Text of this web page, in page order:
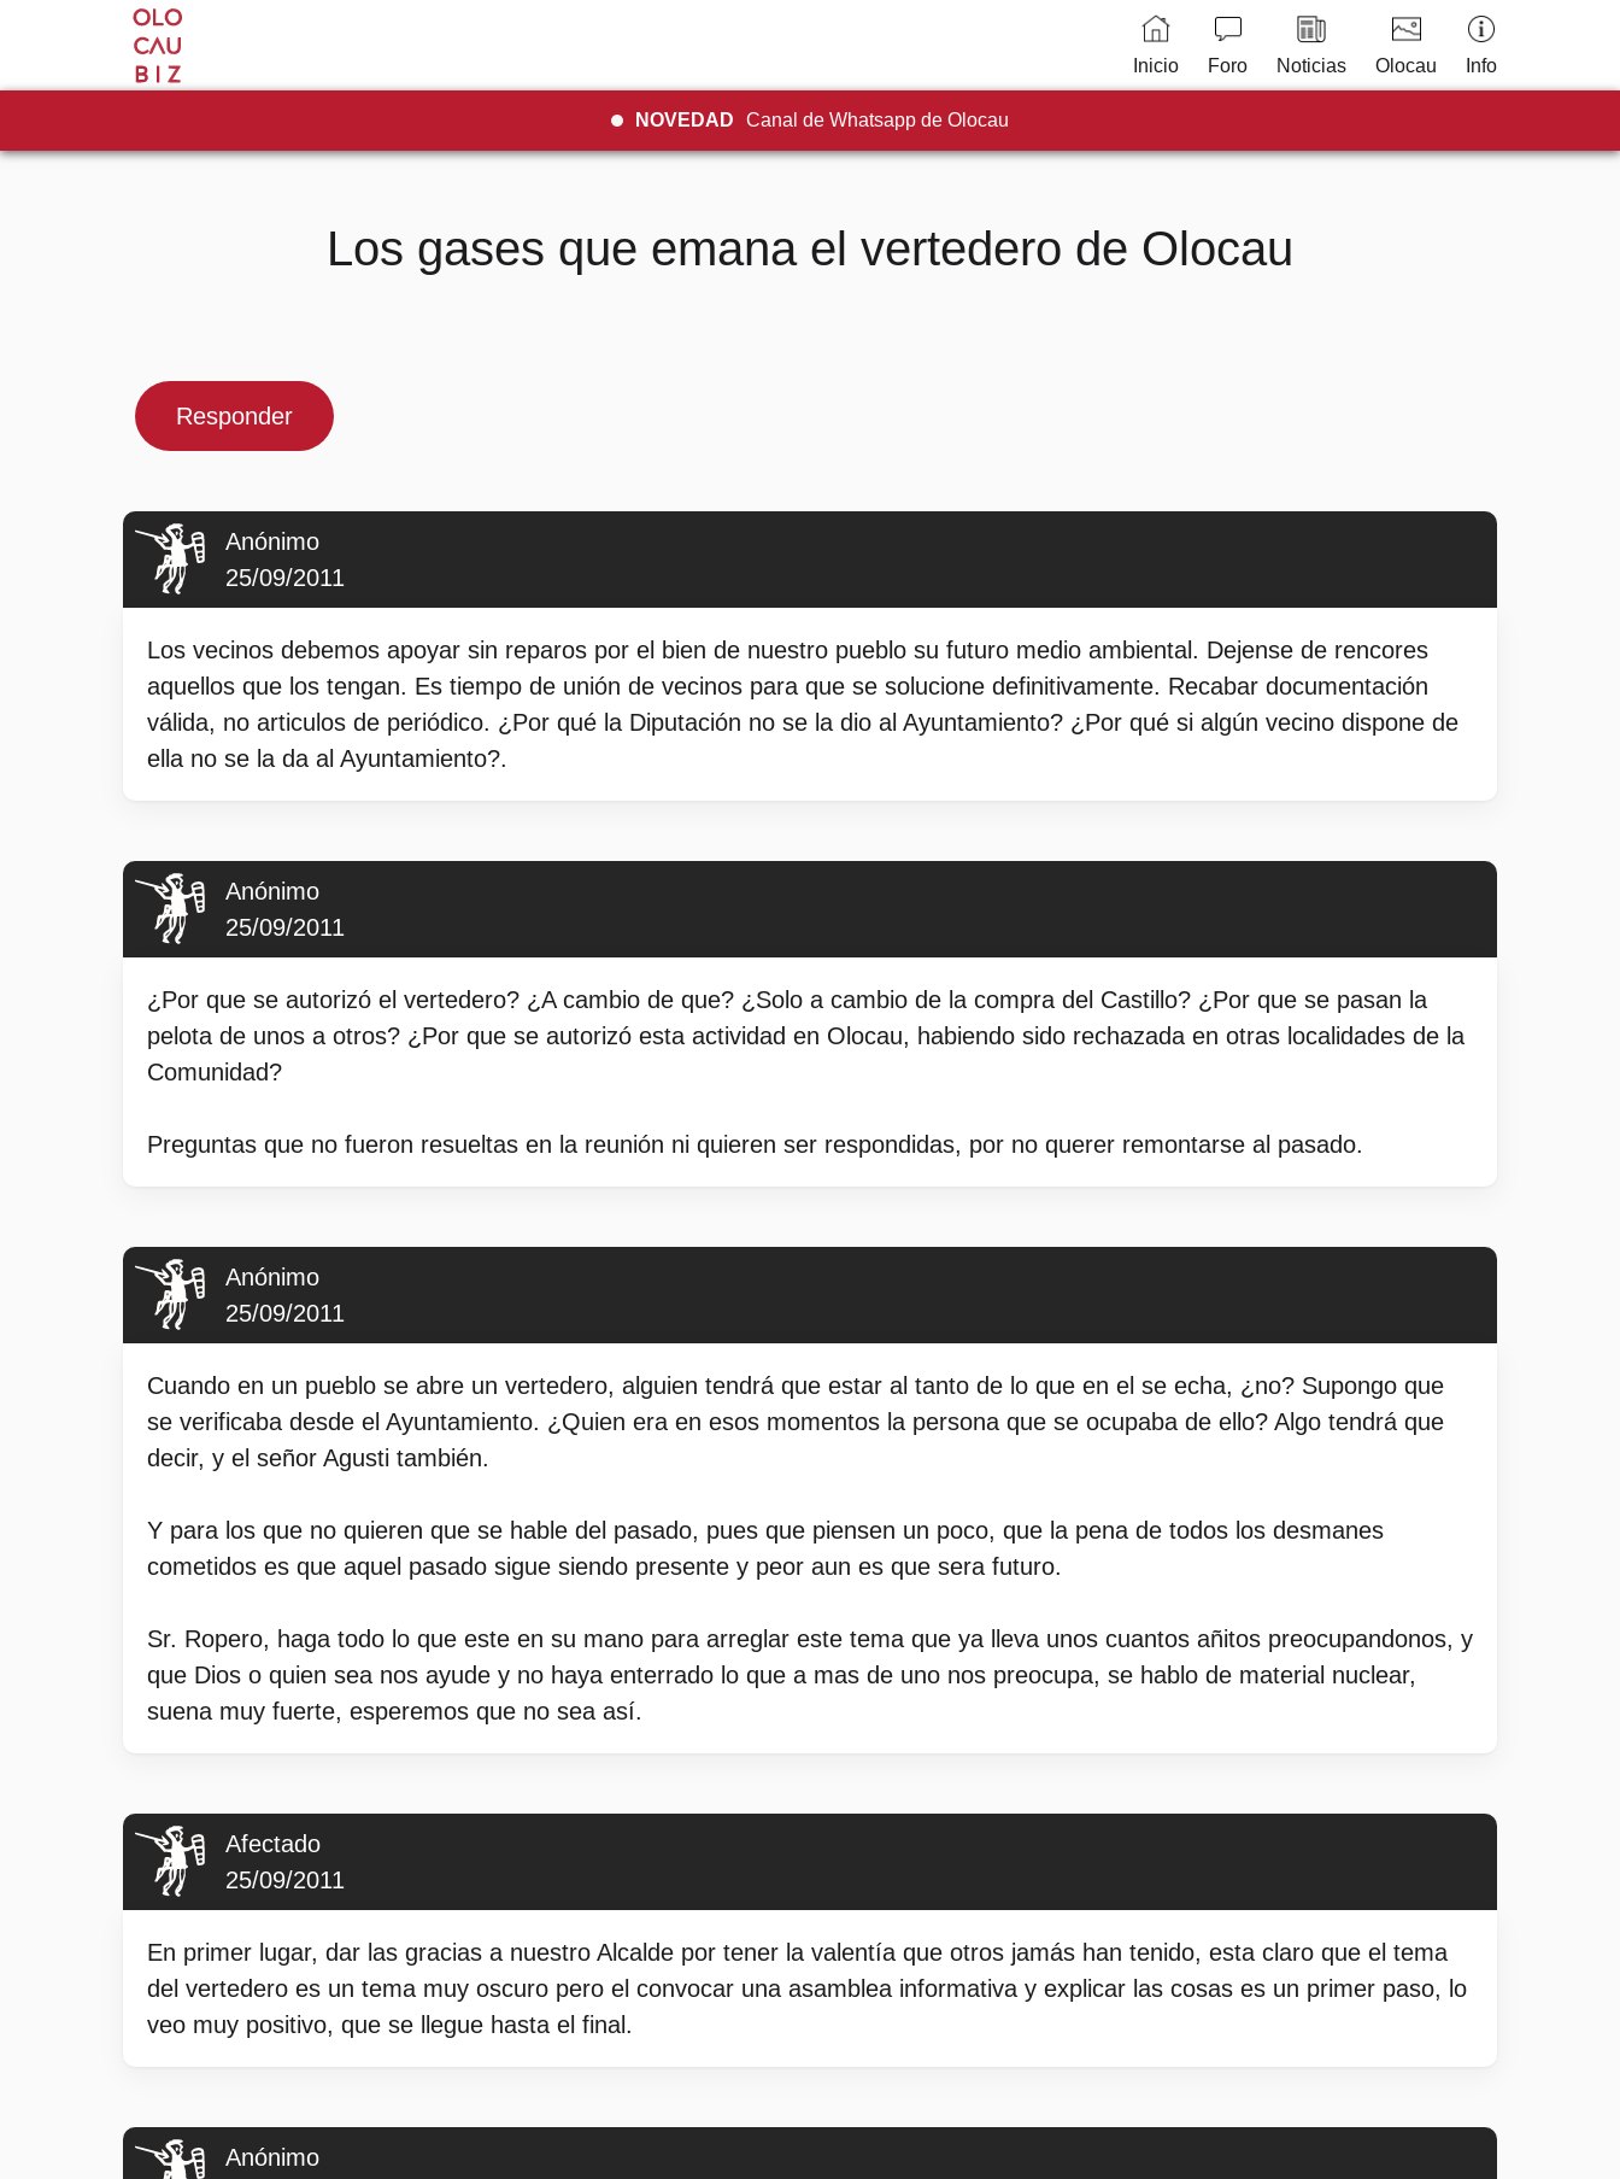
Inicio Foro Noticias Olocau Info
NOVEDAD Canal de Whatsapp de Olocau
Los gases que emana el vertedero de Olocau
Responder
Anónimo
25/09/2011
Los vecinos debemos apoyar sin reparos por el bien de nuestro pueblo su futuro medio ambiental. Dejense de rencores
aquellos que los tengan. Es tiempo de unión de vecinos para que se solucione definitivamente. Recabar documentación
válida, no articulos de periódico. ¿Por qué la Diputación no se la dio al Ayuntamiento? ¿Por qué si algún vecino dispone de
ella no se la da al Ayuntamiento?.
Anónimo
25/09/2011
¿Por que se autorizó el vertedero? ¿A cambio de que? ¿Solo a cambio de la compra del Castillo? ¿Por que se pasan la
pelota de unos a otros? ¿Por que se autorizó esta actividad en Olocau, habiendo sido rechazada en otras localidades de la
Comunidad?
Preguntas que no fueron resueltas en la reunión ni quieren ser respondidas, por no querer remontarse al pasado.
Anónimo
25/09/2011
Cuando en un pueblo se abre un vertedero, alguien tendrá que estar al tanto de lo que en el se echa, ¿no? Supongo que
se verificaba desde el Ayuntamiento. ¿Quien era en esos momentos la persona que se ocupaba de ello? Algo tendrá que
decir, y el señor Agusti también.
Y para los que no quieren que se hable del pasado, pues que piensen un poco, que la pena de todos los desmanes
cometidos es que aquel pasado sigue siendo presente y peor aun es que sera futuro.
Sr. Ropero, haga todo lo que este en su mano para arreglar este tema que ya lleva unos cuantos añitos preocupandonos, y
que Dios o quien sea nos ayude y no haya enterrado lo que a mas de uno nos preocupa, se hablo de material nuclear,
suena muy fuerte, esperemos que no sea así.
Afectado
25/09/2011
En primer lugar, dar las gracias a nuestro Alcalde por tener la valentía que otros jamás han tenido, esta claro que el tema
del vertedero es un tema muy oscuro pero el convocar una asamblea informativa y explicar las cosas es un primer paso, lo
veo muy positivo, que se llegue hasta el final.
Anónimo